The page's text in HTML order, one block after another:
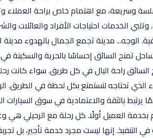
وسريعة، مع اهتمام خاص براحة العملاء
الخدمات احتياجات الأفراد والعائلات
الوجه... مدينة تجمع الجمال بالهدوء
تمنح السائق إحساسًا بالحرية والسكينة
السائق راحة البال في كل طريق. سواء
الذي تحتاجه لتستمتع بكل لحظة في
يرتبط بالثقة والاعتمادية في سوق
بخدمة العميل أولًا. كل رحلة مع الرحيلي هي
في التنفيذ. إنها ليست مجرد خدمة تأجير، بل